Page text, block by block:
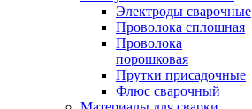
Электроды сварочные
Проволока сплошная
Проволока
порошковая
Прутки присадочные
Флюс сварочный